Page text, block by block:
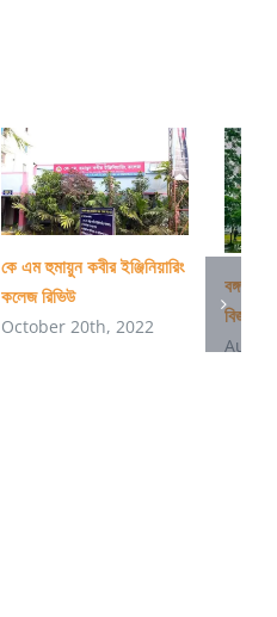
কে এম হুমায়ুন কবীর ইঞ্জিনিয়ারিং
কলেজ রিভিউ
October 20th, 2022
বঙ্গবন্ধু
বিজ্ঞান